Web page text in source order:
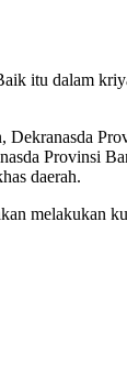
itu dalam
Provinsi
daerah.
melakukan